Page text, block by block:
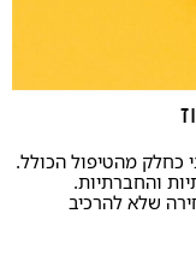
כחלק מהטיפול הכולל.
והחברתיות.
שלא להרכיב